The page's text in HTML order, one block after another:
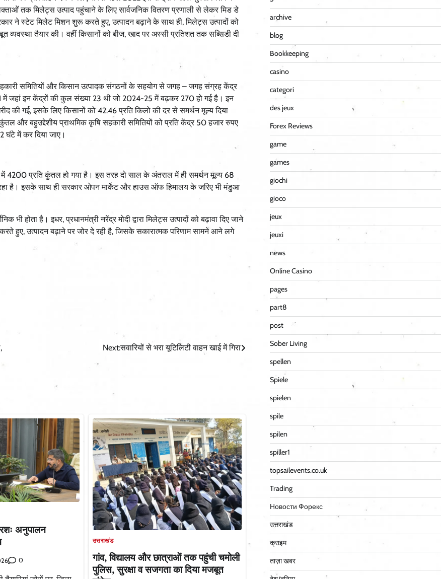
तक मिलेट्स उत्पाद पहुंचाने के लिए सार्वजनिक वितरण प्रणाली से लेकर मिड डे
ने स्टेट मिलेट मिशन शुरू करते हुए, उत्पादन बढ़ाने के साथ ही, मिलेट्स उत्पादों को
तैयार की। वहीं किसानों को बीज, खाद पर अस्सी प्रतिशत तक सब्सिडी दी
समितियों और किसान उत्पादक संगठनों के सहयोग से जगह – जगह संग्रह केंद्र
जहां इन केंद्रों की कुल संख्या 23 थी जो 2024-25 में बढ़कर 270 हो गई है। इन
की गई, इसके लिए किसानों को 42.46 प्रति किलो की दर से समर्थन मूल्य दिया
और बहुउद्देशीय प्राथमिक कृषि सहकारी समितियों को प्रति केंद्र 50 हजार रुपए
घंटे में कर दिया जाए।
प्रति कुंतल हो गया है। इस तरह दो साल के अंतराल में ही समर्थन मूल्य 68
है। इसके साथ ही सरकार ओपन मार्केट और हाउस ऑफ हिमालय के जरिए भी मंडुआ
होता है। इधर, प्रधानमंत्री नरेंद्र मोदी द्वारा मिलेट्स उत्पादों को बढ़ावा दिए जाने
हुए, उत्पादन बढ़ाने पर जोर दे रही है, जिसके सकारात्मक परिणाम सामने आने लगे
Next:सवारियों से भरा यूटिलिटी वाहन खाई में गिरा
अनुपालन
0
उत्तराखंड
गांव, विद्यालय और छात्राओं तक पहुंची चमोली
पुलिस, सुरक्षा व सजगता का दिया मजबूत
archive
blog
Bookkeeping
casino
categori
des jeux
Forex Reviews
game
games
giochi
gioco
jeux
jeuxi
news
Online Casino
pages
part8
post
Sober Living
spellen
Spiele
spielen
spile
spilen
spiller1
topsailevents.co.uk
Trading
Новости Форекс
उत्तराखंड
क्राइम
ताज़ा खबर